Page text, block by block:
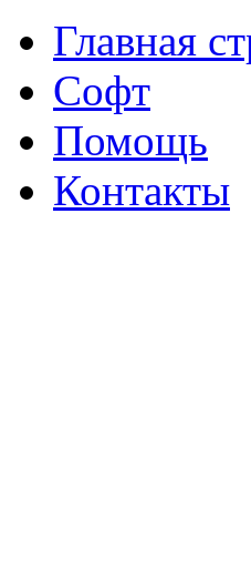
Главная
Софт
Помощь
Контакты